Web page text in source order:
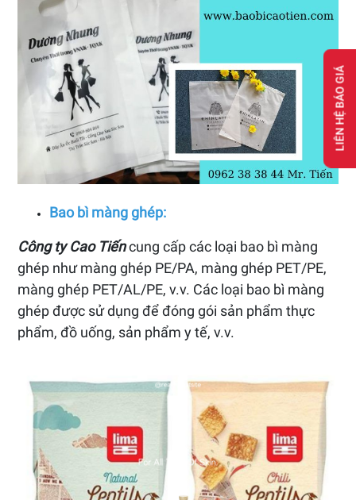
Bao bì màng ghép:
Công ty Cao Tiếncung cấp các loại bao bì màng
ghép như màng ghép PE/PA, màng ghép PET/PE,
màng ghép PET/AL/PE, v.v. Các loại bao bì màng
ghép được sử dụng để đóng gói sản phẩm thực
phẩm, đồ uống, sản phẩm y tế, v.v.
LIÊN HỆ BÁO GIÁ